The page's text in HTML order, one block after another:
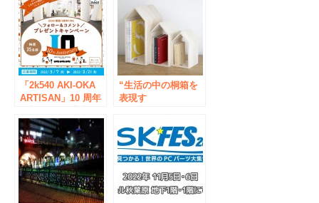
「2k540 AKI-OKA
ARTISAN」10 周年
Instagram 礼物活动
举行！
“生活の中の桐箱を
表現す
タス）』JR秋葉原駅
～御徒町駅間高架下
ものづくりの商業施
設『2k540』に6月4
日㈯オープン